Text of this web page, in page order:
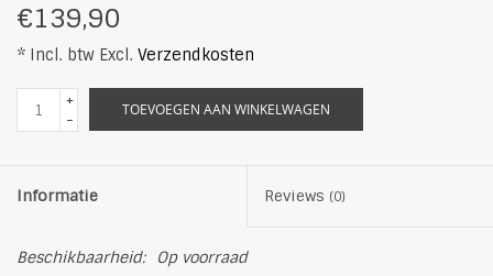
€139,90
* Incl. btw Excl. Verzendkosten
+
-
TOEVOEGEN AAN WINKELWAGEN
Informatie Reviews (0)
Beschikbaarheid:
Op voorraad